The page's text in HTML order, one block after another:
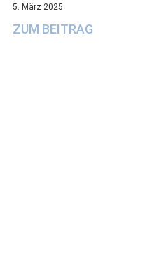
5. März 2025
ZUM BEITRAG